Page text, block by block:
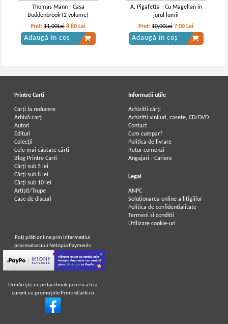
Thomas Mann - Casa
Buddenbrook (2 volume)
Pret:11,00Lei 8,80 Lei
Adaugă în coș
A. Pigafetta - Cu Magellan in
jurul lumii
Pret:10,00Lei 7,00 Lei
Adaugă în coș
Printre Carti
Carți la reducere
Arhivă carți
Autori
Edituri
Colecții
Cele mai căutate cărți
Blog Printre Carti
Cărţi sub 5 lei
Cărţi sub 8 lei
Cărţi sub 10 lei
Artiști/Trupe
Case de discuri
Informatii utile
Achizitii cărți
Achizitii viniluri, casete, CD/DVD
Contact
Cum cumpar?
Politica de livrare
Retur comenzi
Angajari - Cariere
Legal
ANPC
Soluționarea online a litigiilor
Politica de confidentialitate
Termeni si conditii
Utilizare cookie-uri
Poţi plăti online prin intermediul
procesatorului Netopia Payments
Urmăreşte-ne pe facebook pentru a fi la
curent cu promoţiile PrintreCarti.ro